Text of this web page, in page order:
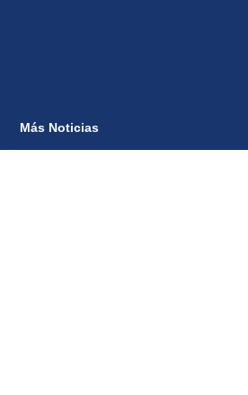
Más Noticias